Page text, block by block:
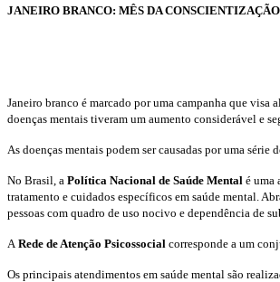
JANEIRO BRANCO: MÊS DA
Janeiro branco é marcado por uma campanha que visa
doenças mentais tiveram um aumento considerável e
As doenças mentais podem ser causadas por uma série
No Brasil, a Política Nacional de Saúde Mental é uma
tratamento e cuidados específicos em saúde mental.
pessoas com quadro de uso nocivo e dependência de
A Rede de Atenção Psicossocial corresponde a um
Os principais atendimentos em saúde mental são